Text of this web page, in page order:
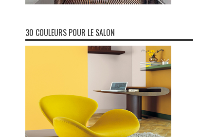
30 COULEURS POUR LE SALON